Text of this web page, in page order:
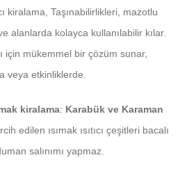
kiralama, Taşınabilirlikleri, mazotlu
alanlarda kolayca kullanılabilir kılar.
için mükemmel bir çözüm sunar,
veya etkinliklerde.
kiralama: Karabük ve Karaman
edilen ısımak ısıtıcı çeşitleri bacalı
salınımı yapmaz.